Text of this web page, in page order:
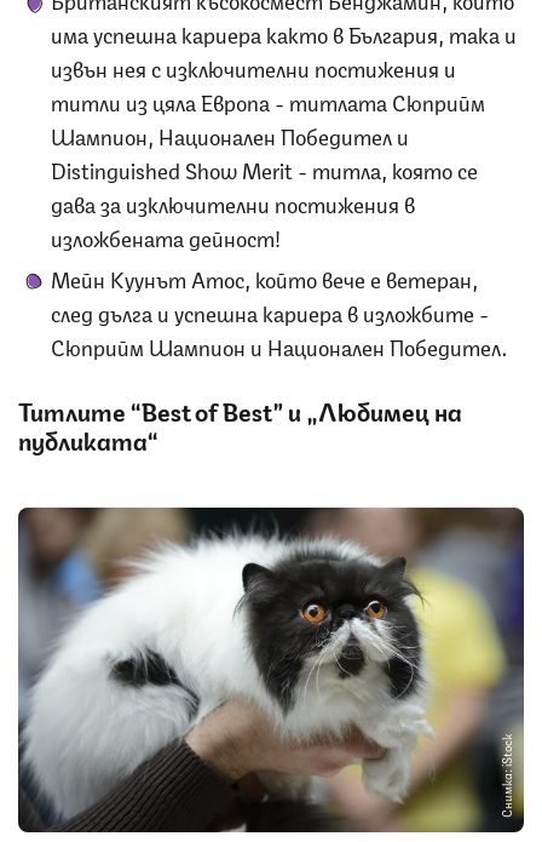
има успешна кариера както в България, така и
извън нея с изключителни постижения и
титли из цяла Европа - титлата Сюприйм
Шампион, Национален Победител и
Distinguished Show Merit - титла, която се
дава за изключителни постижения в
изложбената дейност!
Мейн Куунът Атос, който вече е ветеран,
след дълга и успешна кариера в изложбите -
Сюприйм Шампион и Национален Победител.
Титлите “Best of Best” и „Любимец на
публиката“
Снимка: iStock